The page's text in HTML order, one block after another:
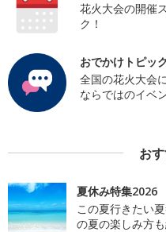
花火大会の開催
ク！
おでかけトピッ
全国の花火大会
ならではのイベ
お
夏休み特集2026
この夏行きたい
の夏の楽しみ方